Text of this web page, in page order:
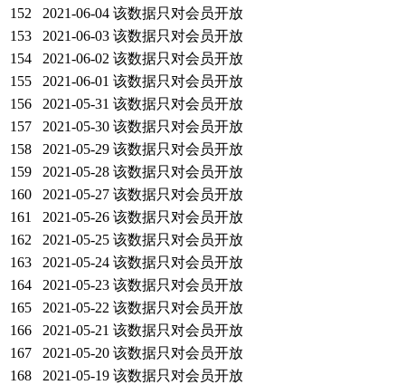
152
2021-06-04 该数据只对会员开放
153
2021-06-03 该数据只对会员开放
154
2021-06-02 该数据只对会员开放
155
2021-06-01 该数据只对会员开放
156
2021-05-31 该数据只对会员开放
157
2021-05-30 该数据只对会员开放
158
2021-05-29 该数据只对会员开放
159
2021-05-28 该数据只对会员开放
160
2021-05-27 该数据只对会员开放
161
2021-05-26 该数据只对会员开放
162
2021-05-25 该数据只对会员开放
163
2021-05-24 该数据只对会员开放
164
2021-05-23 该数据只对会员开放
165
2021-05-22 该数据只对会员开放
166
2021-05-21 该数据只对会员开放
167
2021-05-20 该数据只对会员开放
168
2021-05-19 该数据只对会员开放